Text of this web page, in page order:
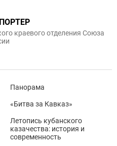
краевого отделения Союза
Панорама
«Битва за Кавказ»
Летопись кубанского
казачества: история и
современность